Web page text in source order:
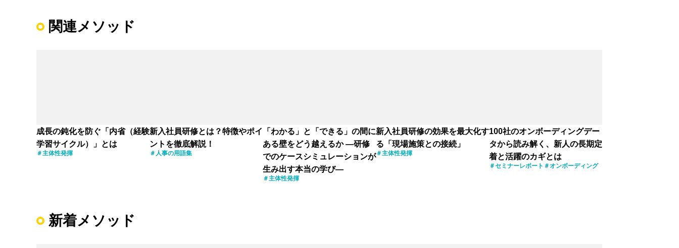
関連メソッド
成長の鈍化を防ぐ「内省（経験
学習サイクル）」とは
主体性発揮
新入社員研修とは？特徴やポイ
ントを徹底解説！
人事の用語集
「わかる」と「できる」の間に
ある壁をどう越えるか ―研修
でのケースシミュレーションが
生み出す本当の学び―
主体性発揮
新入社員研修の効果を最大化す
る「現場施策との接続」
主体性発揮
100社のオンボーディングデー
タから読み解く、新人の長期定
着と活躍のカギとは
セミナーレポート オンボーディング
新着メソッド